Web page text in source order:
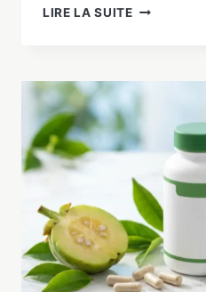
LIRE LA SUITEPERDRE
L’HOMME
EXERCICES
QUI
MARCHENT
VRAIMENT